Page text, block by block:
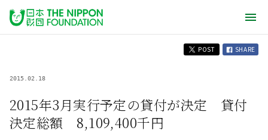
POST SHARE
2015.02.18
2015年3月実行予定の貸付が決定 貸付
決定総額 8,109,400千円